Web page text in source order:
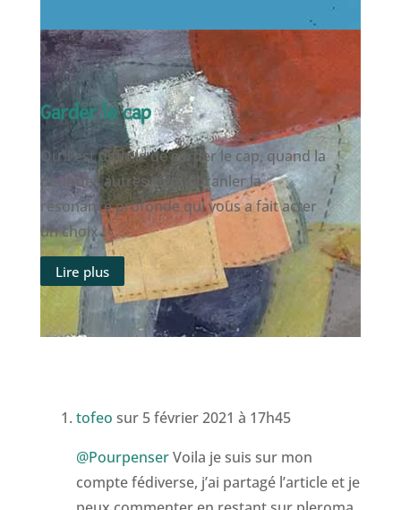
Garder le cap
Qu’il est difficile de garder le cap, quand la
peur des autres vient ébranler la
résonance profonde qui vous a fait acter
un choix !
Lire plus
tofeo sur 5 février 2021 à 17h45
@PourpenserVoila je suis sur mon
compte fédiverse, j’ai partagé l’article et je